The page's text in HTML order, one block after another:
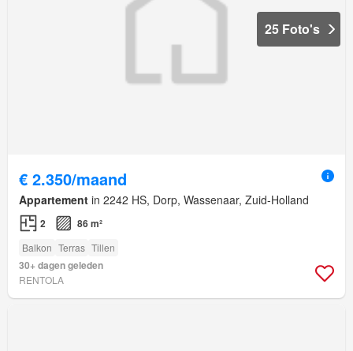
25 Foto's
€ 2.350/maand
Appartement in 2242 HS, Dorp, Wassenaar, Zuid-Holland
2 86 m²
Balkon Terras Tillen
30+ dagen geleden
RENTOLA